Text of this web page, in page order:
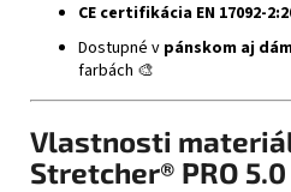
CE certifikácia EN 17092-
Dostupné v pánskom aj
farbách 🎨
Vlastnosti
Stretcher® PRO